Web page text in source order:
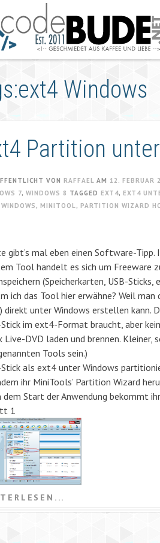
Windows
Partition
VON RAFFAEL AM 12. FEBRUAR
7, WINDOWS 8 TAGGED EXT4, EXT4
, MINITOOL, PARTITION WIZARD
gibt’s mal eben einen Software-
Tool handelt es sich um
(Speicherkarten, USB-Sticks,
ich das Tool hier erwähne? Weil
direkt unter Windows erstellen kann.
Stick im ext4-Format braucht, aber
Live-DVD laden und brennen.
Tools sein.)
Stick als ext4 unter Windows
ihr MiniTools’ Partition Wizard
dem Start der Anwendung bekommt
1